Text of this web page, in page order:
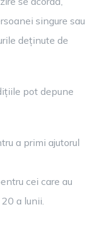
singure sau
deținute de
pot depune
a primi ajutorul
cei care au
a lunii.